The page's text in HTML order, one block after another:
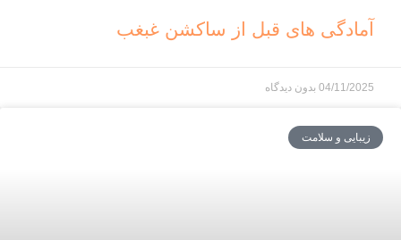
آمادگی های قبل از ساکشن غبغب
04/11/2025 بدون دیدگاه
زیبایی و سلامت